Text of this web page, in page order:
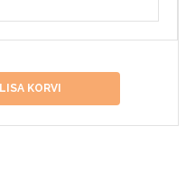
LISA KORVI